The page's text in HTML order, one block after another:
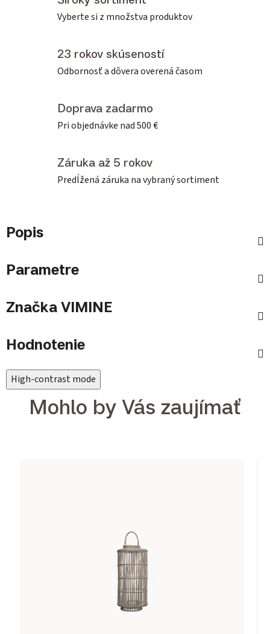
Vyberte si z množstva produktov
23 rokov skúseností
Odbornosť a dôvera overená časom
Doprava zadarmo
Pri objednávke nad 500 €
Záruka až 5 rokov
Predĺžená záruka na vybraný sortiment
Popis
Parametre
Značka VIMINE
Hodnotenie
High-contrast mode
Mohlo by Vás zaujímať